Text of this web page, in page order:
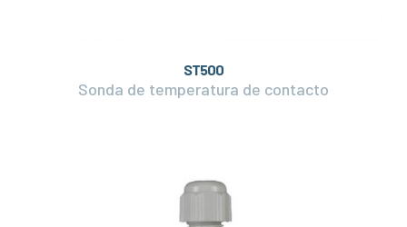
ST500
Sonda de temperatura de contacto